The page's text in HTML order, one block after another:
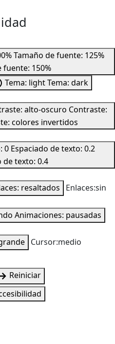
Tamaño de fuente: 125%
fuente: 150%
Tema: lightTema: dark
alto-oscuro Contraste:
colores invertidos
0 Espaciado de texto: 0.2
de texto: 0.4
resaltados
Enlaces:sin
Animaciones: pausadas
Cursor:medio
Reiniciar